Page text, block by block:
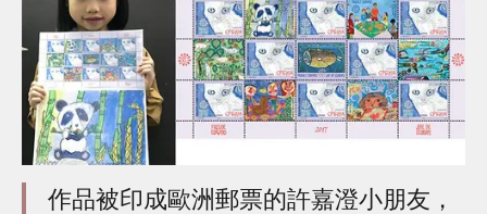
作品被印成歐洲郵票的許嘉澄小朋友，